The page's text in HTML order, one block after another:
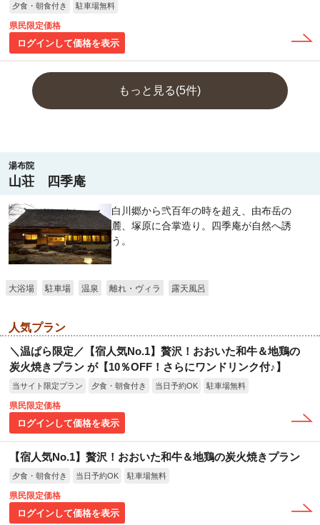
夕食・朝食付き 駐車場無料
県民限定価格
ログインして価格を表示
もっと見る(5件)
湯布院
山荘 四季庵
白川郷から弐百年の時を超え、由布岳の
麓、塚原に合掌造り。四季庵が自然へ誘
う。
大浴場 駐車場 温泉 離れ・ヴィラ 露天風呂
人気プラン
＼温ぱら限定／【宿人気No.1】贅沢！おおいた和牛＆地鶏の
炭火焼きプラン が【10％OFF！さらにワンドリンク付♪】
当サイト限定プラン 夕食・朝食付き 当日予約OK 駐車場無料
県民限定価格
ログインして価格を表示
【宿人気No.1】贅沢！おおいた和牛＆地鶏の炭火焼きプラン
夕食・朝食付き 当日予約OK 駐車場無料
県民限定価格
ログインして価格を表示